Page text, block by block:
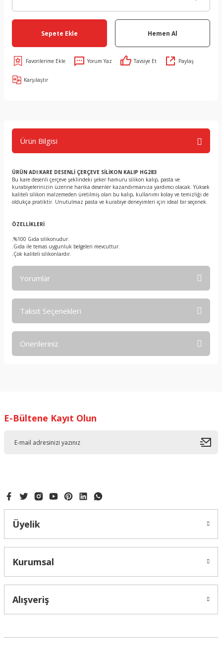
Sepete Ekle Hemen Al
Yorum Yaz Tavsiye Et Paylaş
Karşılaştır
Ürün Bilgisi
ÜRÜN ADI:KARE DESENLİ ÇERÇEVE SİLİKON KALIP HG283
Bu kare desenli çerçeve şeklindeki şeker hamuru silikon kalıp, pasta ve
kurabiyelerinizin üzerine harika desenler kazandırmanıza yardımcı olacak. Yüksek
kaliteli silikon malzemeden üretilmiş olan bu kalıp, kullanımı kolay ve temizliği de
oldukça pratiktir. Unutulmaz pasta ve kurabiye deneyimleri için ideal bir seçenek.
ÖZELLİKLERİ
.%100 Gıda silikonudur.
.Gıda ile temas uygunluk belgeleri mevcuttur.
.Çok kaliteli silikonlardır.
Yorumlar
Taksit Seçenekleri
Önerileriniz
Ürün resmi kalitesiz, bozuk veya görüntülenemiyor.
E-Bültene Kayıt Olun
Üyelik
Kurumsal
Alışveriş